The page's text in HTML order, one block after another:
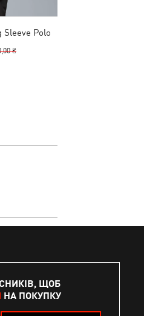
Sleeve Polo
₴
ЩОБ
НА ПОКУПКУ